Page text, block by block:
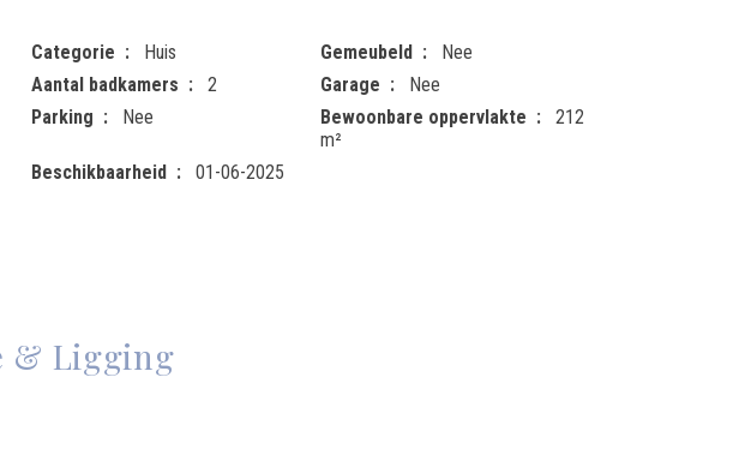
Categorie Huis Gemeubeld
Nee
Aantal badkamers 2 Garage
Nee
Parking Nee Bewoonbare oppervlakte
212
m²
Beschikbaarheid 01-06-2025
& Ligging